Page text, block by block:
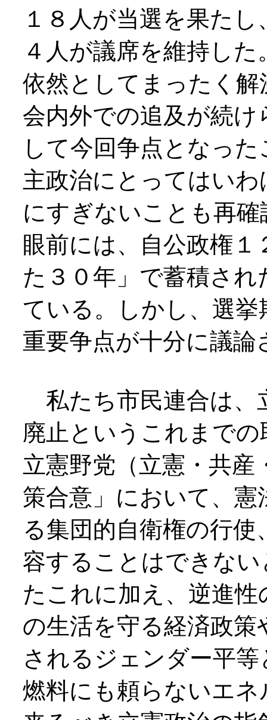
１８人が当選を果た
４人が議席を維持し
依然としてまったく
会内外での追及が続
して今回争点となっ
主政治にとってはい
にすぎないことも再
眼前には、自公政権
た３０年」で蓄積さ
ている。しかし、選
重要争点が十分に議
私たち市民連合は、
廃止というこれまで
立憲野党（立憲・共産
策合意」において、
る集団的自衛権の行
容することはできな
たこれに加え、逆進
の生活を守る経済政
されるジェンダー平
燃料にも頼らないエ